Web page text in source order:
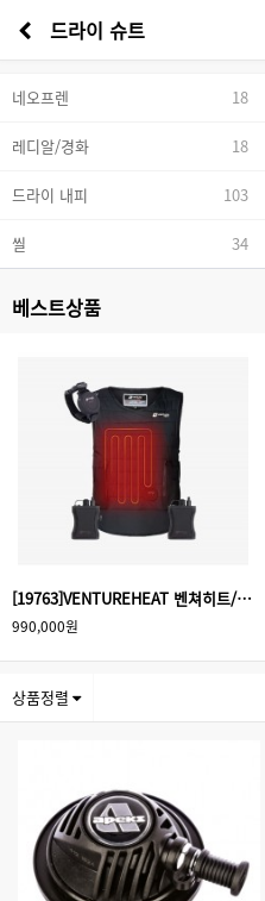
드라이 슈트
네오프렌 18
레디알/경화 18
드라이 내피 103
씰 34
베스트상품
[19763]VENTUREHEAT 벤쳐히트/벤처히트 다이빙 발열조끼 신형
990,000원
상품정렬